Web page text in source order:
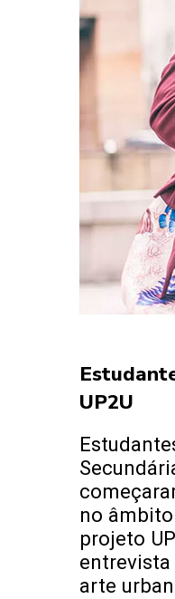
UP2U
no
projeto
arte